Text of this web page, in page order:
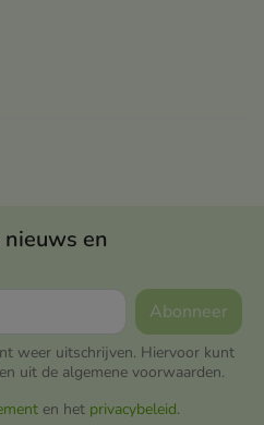
en
weer uitschrijven. Hiervoor kunt
uit de algemene voorwaarden.
en het privacybeleid.